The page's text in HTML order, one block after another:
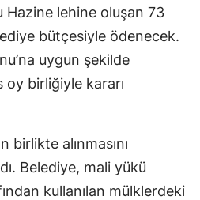
Hazine lehine oluşan 73
bütçesiyle ödenecek.
uygun şekilde
oy birliğiyle kararı
birlikte alınmasını
Belediye, mali yükü
kullanılan mülklerdeki